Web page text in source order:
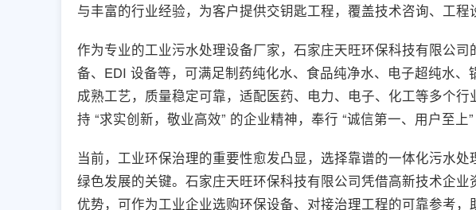
与丰富的行业经验，为客户提供交钥匙工程，覆盖技术咨询、工程
作为专业的工业污水处理设备厂家，石家庄天旺环保科技有限公
备、EDI 设备等，可满足制药纯化水、食品纯净水、电子超纯水
成熟工艺，质量稳定可靠，适配医药、电力、电子、化工等多个
持 “求实创新，敬业高效” 的企业精神，奉行 “诚信第一、用户至
当前，工业环保治理的重要性愈发凸显，选择靠谱的一体化污水
绿色发展的关键。石家庄天旺环保科技有限公司凭借高新技术企
优势，可作为工业企业选购环保设备、对接治理工程的可靠参考